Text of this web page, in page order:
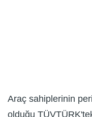
Araç sahiplerinin
olduğu